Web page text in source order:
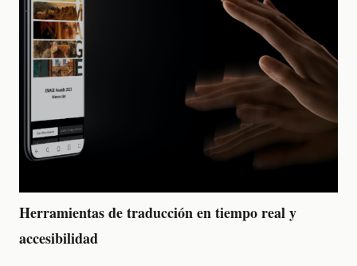
Herramientas de traducción en tiempo real y
accesibilidad